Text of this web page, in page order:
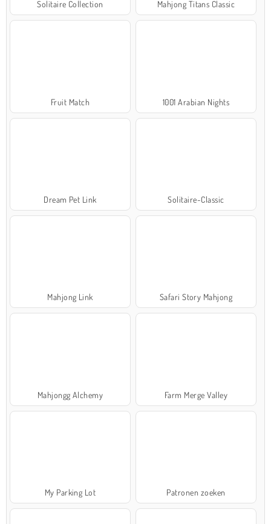
Solitaire Collection Mahjong Titans Classic
Fruit Match 1001 Arabian Nights
Dream Pet Link Solitaire-Classic
Mahjong Link Safari Story Mahjong
Mahjongg Alchemy Farm Merge Valley
My Parking Lot Patronen zoeken